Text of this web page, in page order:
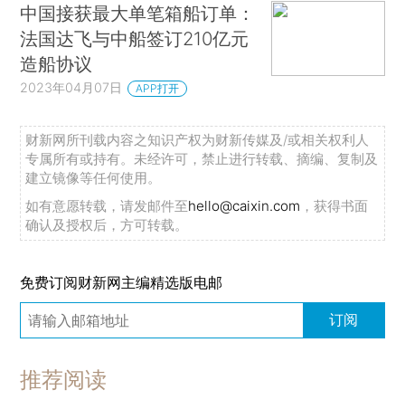
中国接获最大单笔箱船订单：
法国达飞与中船签订210亿元
造船协议
2023年04月07日 APP打开
财新网所刊载内容之知识产权为财新传媒及/或相关权利人
专属所有或持有。未经许可，禁止进行转载、摘编、复制及
建立镜像等任何使用。
如有意愿转载，请发邮件至hello@caixin.com ，获得书面
确认及授权后，方可转载。
免费订阅财新网主编精选版电邮
订阅
推荐阅读